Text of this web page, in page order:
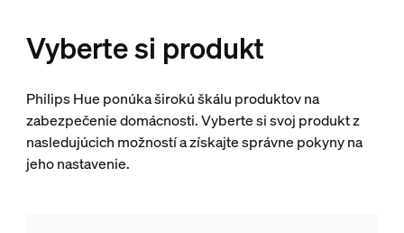
Vyberte si produkt
Philips Hue ponúka širokú škálu produktov na
zabezpečenie domácnosti. Vyberte si svoj produkt z
nasledujúcich možností a získajte správne pokyny na
jeho nastavenie.